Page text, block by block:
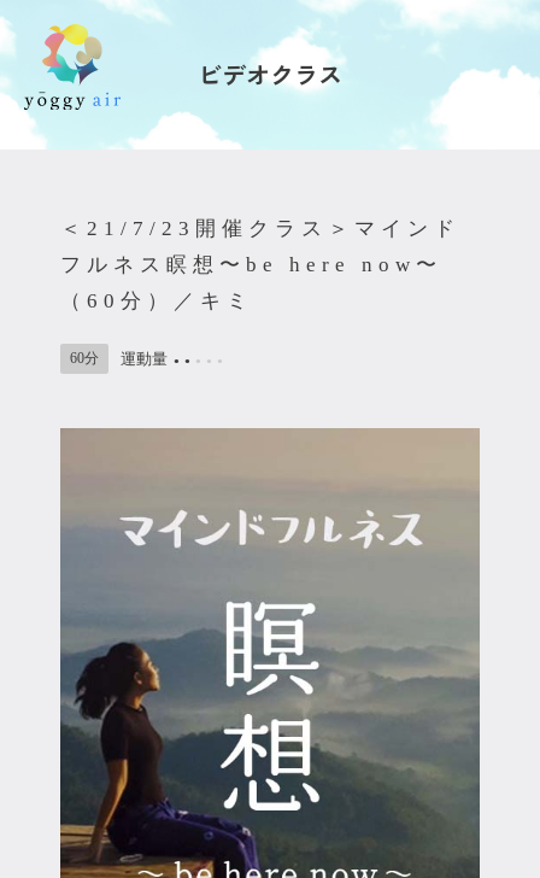
受講の流れ
インストラクター一覧
yoggy mommy
会員規約について
クラス参加にあたっての同意書
特定商取引にかかわる表示
ビデオクラス
＜21/7/23開催クラス＞マインド
フルネス瞑想〜be here now〜
（60分）／キミ
60分 運動量 ● ● ● ● ●